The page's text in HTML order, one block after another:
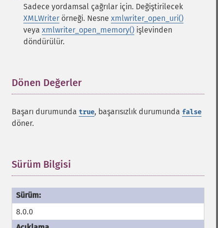
Sadece yordamsal çağrılar için. Değiştirilecek
XMLWriter örneği. Nesne xmlwriter_open_uri()
veya xmlwriter_open_memory() işlevinden
döndürülür.
Dönen Değerler
Başarı durumunda true, başarısızlık durumunda false
döner.
Sürüm Bilgisi
8.0.0